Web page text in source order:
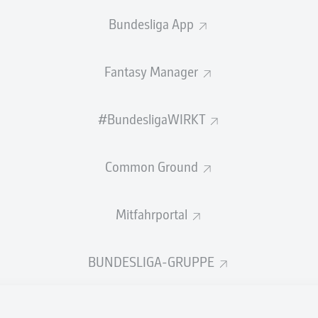
Bundesliga App
Fantasy Manager
#BundesligaWIRKT
Common Ground
Mitfahrportal
BUNDESLIGA-GRUPPE
Sprints
Speed (km/h)
Flanken